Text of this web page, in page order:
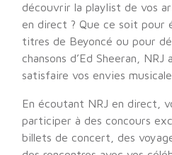
découvrir la playlist de vos
en direct ? Que ce soit pour
titres de Beyoncé ou pour
chansons d’Ed Sheeran,
satisfaire vos envies
En écoutant NRJ en direct,
participer à des concours
billets de concert, des